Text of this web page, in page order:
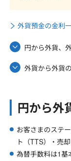
外貨預金の金利
円から外貨、
外貨から外貨
円から外
お客さまのステ
ト（TTS）・売
為替手数料は1基